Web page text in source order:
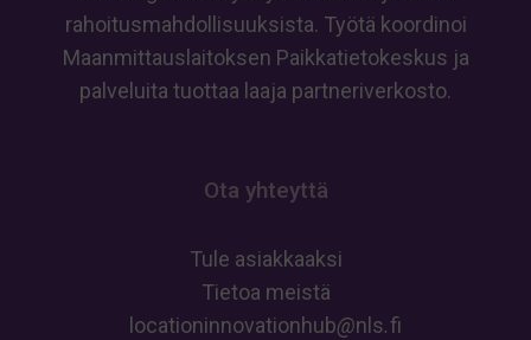
rahoitusmahdollisuuksista. Työtä koordinoi
Maanmittauslaitoksen Paikkatietokeskus ja
palveluita tuottaa laaja partneriverkosto.
Ota yhteyttä
Tule asiakkaaksi
Tietoa meistä
locationinnovationhub@nls.fi